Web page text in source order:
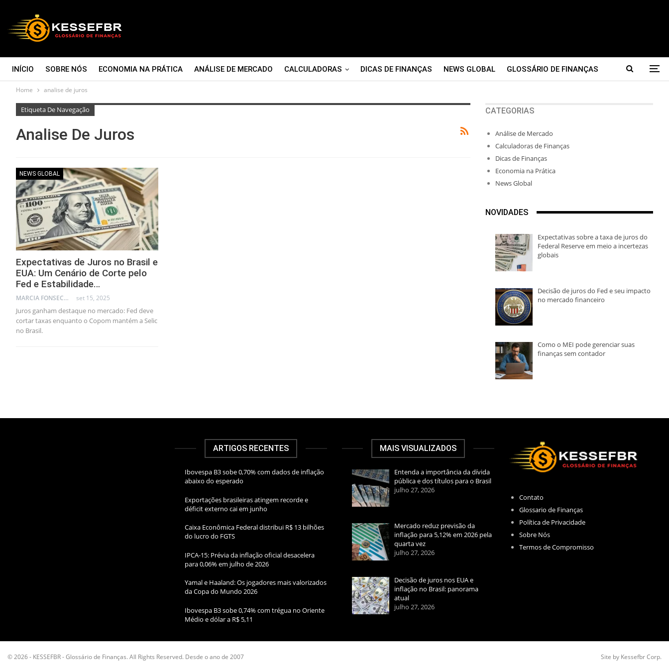
INÍCIO SOBRE NÓS ECONOMIA NA PRÁTICA ANÁLISE DE MERCADO CALCULADORAS DICAS DE FINANÇAS NEWS GLOBAL GLOSSÁRIO DE FINANÇAS
CONTATO
Home analise de juros
Etiqueta De Navegação
Analise De Juros
NEWS GLOBAL
Expectativas de Juros no Brasil e
EUA: Um Cenário de Corte pelo
Fed e Estabilidade…
MARCIA FONSECA - FINANCIAL CONSULTANT set 15, 2025
Juros ganham destaque no mercado: Fed deve
cortar taxas enquanto o Copom mantém a Selic
no Brasil.
CATEGORIAS
Análise de Mercado
Calculadoras de Finanças
Dicas de Finanças
Economia na Prática
News Global
NOVIDADES
Expectativas sobre a taxa de juros do
Federal Reserve em meio a incertezas
globais
Decisão de juros do Fed e seu impacto
no mercado financeiro
Como o MEI pode gerenciar suas
finanças sem contador
ARTIGOS RECENTES
Ibovespa B3 sobe 0,70% com dados de inflação
abaixo do esperado
Exportações brasileiras atingem recorde e
déficit externo cai em junho
Caixa Econômica Federal distribui R$ 13 bilhões
do lucro do FGTS
IPCA-15: Prévia da inflação oficial desacelera
para 0,06% em julho de 2026
Yamal e Haaland: Os jogadores mais valorizados
da Copa do Mundo 2026
Ibovespa B3 sobe 0,74% com trégua no Oriente
Médio e dólar a R$ 5,11
MAIS VISUALIZADOS
Entenda a importância da dívida
pública e dos títulos para o Brasil
julho 27, 2026
Mercado reduz previsão da
inflação para 5,12% em 2026 pela
quarta vez
julho 27, 2026
Decisão de juros nos EUA e
inflação no Brasil: panorama
atual
julho 27, 2026
Contato
Glossario de Finanças
Política de Privacidade
Sobre Nós
Termos de Compromisso
© 2026 - KESSEFBR - Glossário de Finanças. All Rights Reserved. Desde o ano de 2007 Site by Kessefbr Corp.